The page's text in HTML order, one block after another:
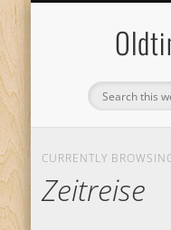
CURRENTLY
Zeitreise